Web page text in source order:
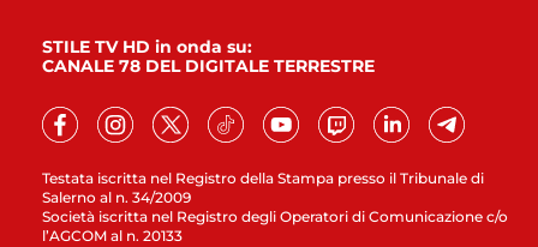
Testata iscritta nel Registro della Stampa presso il Tribunale di
Salerno al n. 34/2009
Società iscritta nel Registro degli Operatori di Comunicazione c/o
l’AGCOM al n. 20133
STILE TV HD in onda su:
CANALE 78 DEL DIGITALE TERRESTRE